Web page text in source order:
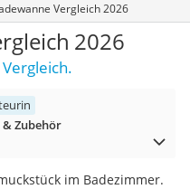
Vergleich 2026
2026
Zubehör
im Badezimmer.